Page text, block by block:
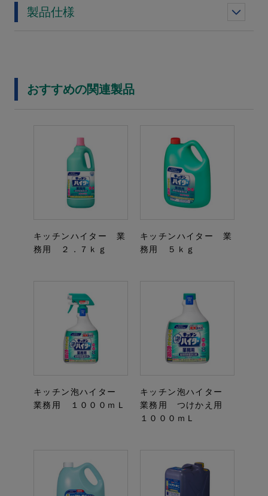
製品仕様
おすすめの関連製品
キッチンハイター 業
務用 ２．７ｋｇ
キッチンハイター 業
務用 ５ｋｇ
キッチン泡ハイター
業務用 １０００ｍＬ
キッチン泡ハイター
業務用 つけかえ用
１０００ｍＬ